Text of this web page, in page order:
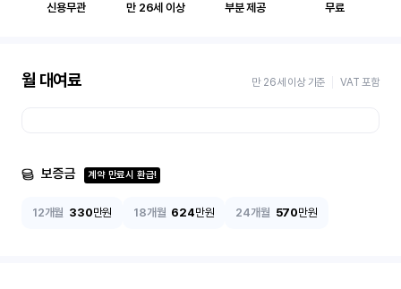
신용무관 만 26세 이상 부분 제공 무료
월 대여료 만 26세 이상 기준 VAT 포함
보증금 계약 만료시 환급!
12개월 330만원 18개월 624만원 24개월 570만원